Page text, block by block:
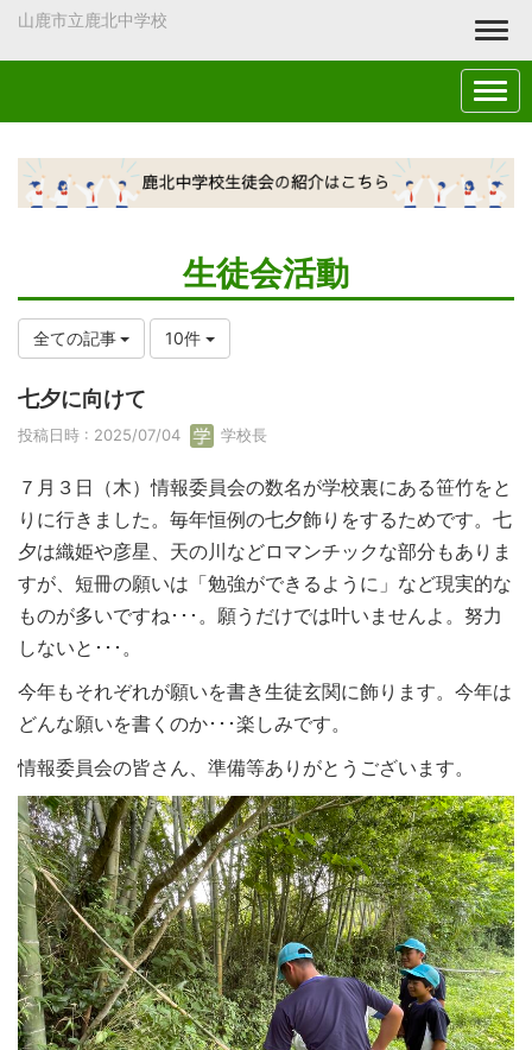
山鹿市立鹿北中学校
生徒会活動
全ての記事 10件
七夕に向けて
投稿日時 : 2025/07/04 学校長
７月３日（木）情報委員会の数名が学校裏にある笹竹をと
りに行きました。毎年恒例の七夕飾りをするためです。七
夕は織姫や彦星、天の川などロマンチックな部分もありま
すが、短冊の願いは「勉強ができるように」など現実的な
ものが多いですね･･･。願うだけでは叶いませんよ。努力
しないと･･･。
今年もそれぞれが願いを書き生徒玄関に飾ります。今年は
どんな願いを書くのか･･･楽しみです。
情報委員会の皆さん、準備等ありがとうございます。